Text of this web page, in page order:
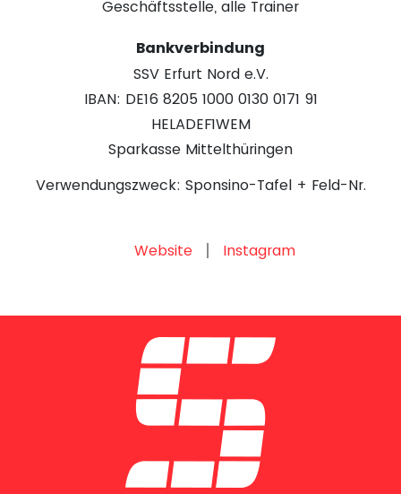
Geschäftsstelle, alle Trainer
Bankverbindung
SSV Erfurt Nord e.V.
IBAN: DE16 8205 1000 0130 0171 91
HELADEF1WEM
Sparkasse Mittelthüringen
Verwendungszweck: Sponsino-Tafel + Feld-Nr.
Website Instagram